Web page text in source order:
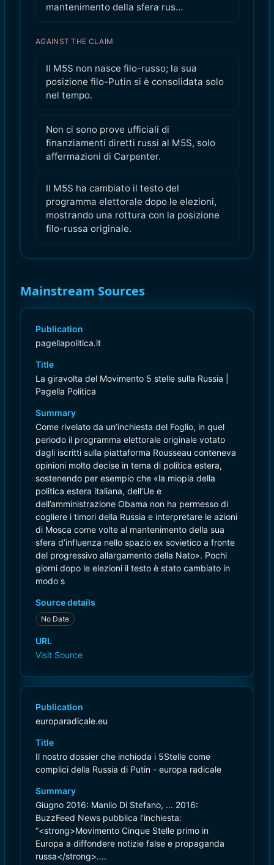
mantenimento della sfera rus…
AGAINST THE CLAIM
Il M5S non nasce filo-russo; la sua
posizione filo-Putin si è consolidata solo
nel tempo.
Non ci sono prove ufficiali di
finanziamenti diretti russi al M5S, solo
affermazioni di Carpenter.
Il M5S ha cambiato il testo del
programma elettorale dopo le elezioni,
mostrando una rottura con la posizione
filo-russa originale.
Mainstream Sources
Publication
pagellapolitica.it
Title
​La giravolta del Movimento 5 stelle sulla Russia |
Pagella Politica
Summary
Come rivelato da un’inchiesta del Foglio, in quel
periodo il programma elettorale originale votato
dagli iscritti sulla piattaforma Rousseau conteneva
opinioni molto decise in tema di politica estera,
sostenendo per esempio che «la miopia della
politica estera italiana, dell’Ue e
dell’amministrazione Obama non ha permesso di
cogliere i timori della Russia e interpretare le azioni
di Mosca come volte al mantenimento della sua
sfera d’influenza nello spazio ex sovietico a fronte
del progressivo allargamento della Nato». Pochi
giorni dopo le elezioni il testo è stato cambiato in
modo s
Source details
No Date
URL
Visit Source
Publication
europaradicale.eu
Title
Il nostro dossier che inchioda i 5Stelle come
complici della Russia di Putin - europa radicale
Summary
Giugno 2016: Manlio Di Stefano, ... 2016:
BuzzFeed News pubblica l’inchiesta:
“<strong>Movimento Cinque Stelle primo in
Europa a diffondere notizie false e propaganda
russa</strong>....